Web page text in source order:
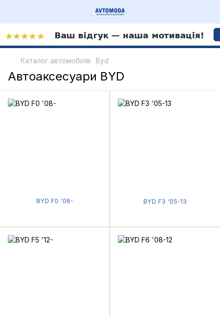
Каталог автомобілів Byd
Автоаксесуари BYD
BYD F0 '08- BYD F3 '05-13